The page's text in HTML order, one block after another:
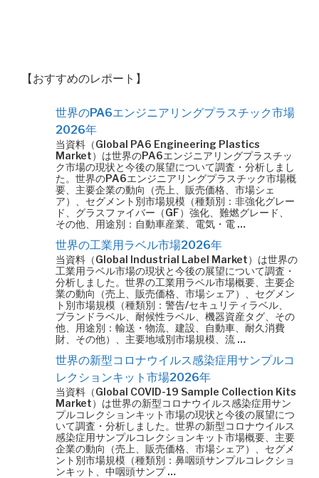
【おすすめのレポート】
世界のPA6エンジニアリングプラスチック市場
2026年
当資料（Global PA6 Engineering Plastics
Market）は世界のPA6エンジニアリングプラスチッ
ク市場の現状と今後の展望について調査・分析しまし
た。世界のPA6エンジニアリングプラスチック市場概
要、主要企業の動向（売上、販売価格、市場シェ
ア）、セグメント別市場規模（種類別：非強化グレー
ド、グラスファイバー（GF）強化、難燃グレード、
その他、用途別：自動車産業、電気・電 …
世界の工業用ラベル市場2026年
当資料（Global Industrial Label Market）は世界の
工業用ラベル市場の現状と今後の展望について調査・
分析しました。世界の工業用ラベル市場概要、主要企
業の動向（売上、販売価格、市場シェア）、セグメン
ト別市場規模（種類別：警告/セキュリティラベル、
ブランドラベル、耐候性ラベル、機器資産タグ、その
他、用途別：輸送・物流、建設、自動車、耐久消費
財、その他）、主要地域別市場規模、流 …
世界の新型コロナウイルス感染症用サンプルコ
レクションキット市場2026年
当資料（Global COVID-19 Sample Collection Kits
Market）は世界の新型コロナウイルス感染症用サン
プルコレクションキット市場の現状と今後の展望につ
いて調査・分析しました。世界の新型コロナウイルス
感染症用サンプルコレクションキット市場概要、主要
企業の動向（売上、販売価格、市場シェア）、セグメ
ント別市場規模（種類別：鼻咽頭サンプルコレクショ
ンキット、中咽頭サンプ …